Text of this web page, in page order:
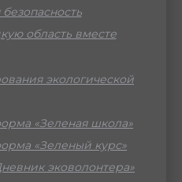
область вместе
экологической
«Зеленая школа»
«Зеленый курс»
эковолонтера»